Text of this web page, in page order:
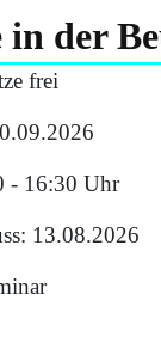
der
frei
- 16:30 Uhr
13.08.2026